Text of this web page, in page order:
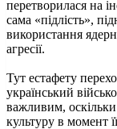
перетворилася на
сама «підлість»,
використання
агресії.
Тут естафету
український
важливим, оскільки
культуру в момент